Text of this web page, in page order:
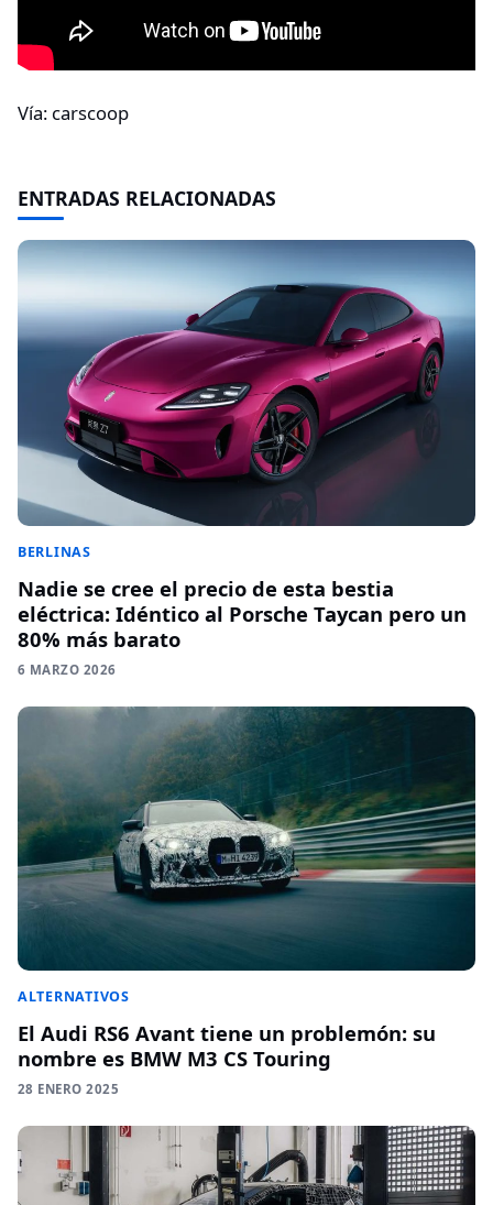
Vía: carscoop
ENTRADAS RELACIONADAS
BERLINAS
Nadie se cree el precio de esta bestia
eléctrica: Idéntico al Porsche Taycan pero un
80% más barato
6 MARZO 2026
ALTERNATIVOS
El Audi RS6 Avant tiene un problemón: su
nombre es BMW M3 CS Touring
28 ENERO 2025